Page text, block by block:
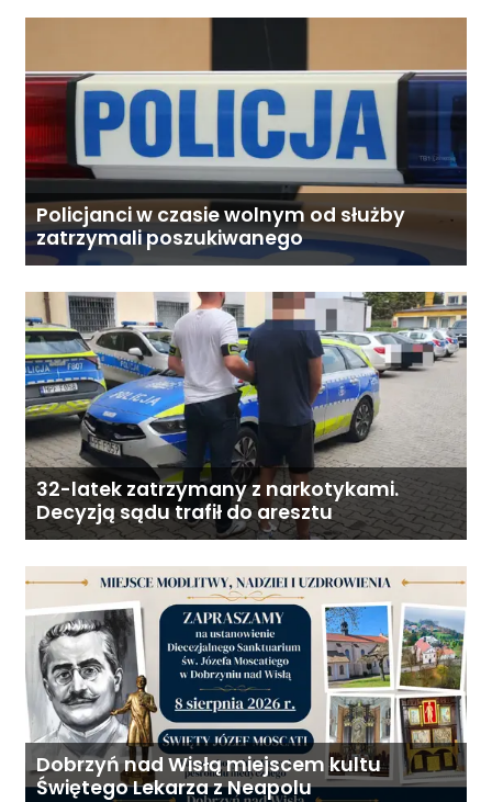
Policjanci w czasie wolnym od służby
zatrzymali poszukiwanego
32-latek zatrzymany z narkotykami.
Decyzją sądu trafił do aresztu
Dobrzyń nad Wisłą miejscem kultu
Świętego Lekarza z Neapolu